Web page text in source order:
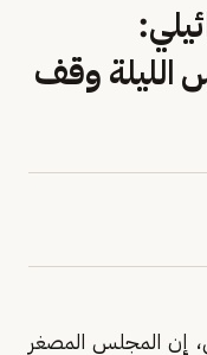
الليلة وقف
إن المجلس المصغر